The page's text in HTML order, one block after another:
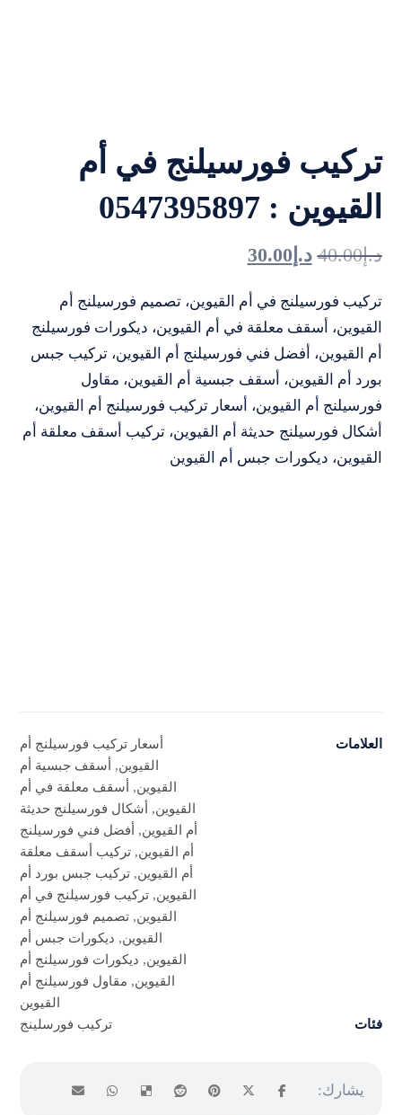
تركيب فورسيلنج في أم
القيوين : 0547395897
د.إ40.00 د.إ 30.00
تركيب فورسيلنج في أم القيوين، تصميم فورسيلنج أم
القيوين، أسقف معلقة في أم القيوين، ديكورات فورسيلنج
أم القيوين، أفضل فني فورسيلنج أم القيوين، تركيب جبس
بورد أم القيوين، أسقف جبسية أم القيوين، مقاول
فورسيلنج أم القيوين، أسعار تركيب فورسيلنج أم القيوين،
أشكال فورسيلنج حديثة أم القيوين، تركيب أسقف معلقة أم
القيوين، ديكورات جبس أم القيوين
العلامات
أسعار تركيب فورسيلنج أم
القيوين, أسقف جبسية أم
القيوين, أسقف معلقة في أم
القيوين, أشكال فورسيلنج حديثة
أم القيوين, أفضل فني فورسيلنج
أم القيوين, تركيب أسقف معلقة
أم القيوين, تركيب جبس بورد أم
القيوين, تركيب فورسيلنج في أم
القيوين, تصميم فورسيلنج أم
القيوين, ديكورات جبس أم
القيوين, ديكورات فورسيلنج أم
القيوين, مقاول فورسيلنج أم
القيوين
فئات
تركيب فورسلينج